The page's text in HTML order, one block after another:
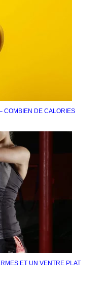
COMBIEN DE CALORIES
ET UN VENTRE PLAT